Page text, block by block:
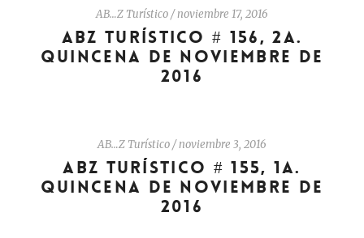
AB…Z Turístico/noviembre 17, 2016
ABZ TURÍSTICO # 156, 2A.
QUINCENA DE NOVIEMBRE DE
2016
AB…Z Turístico/noviembre 3, 2016
ABZ TURÍSTICO # 155, 1A.
QUINCENA DE NOVIEMBRE DE
2016